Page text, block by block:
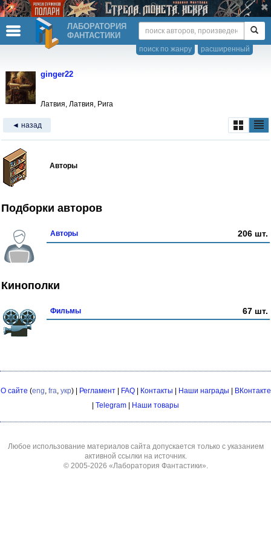
ЛАБОРАТОРИЯ
ФАНТАСТИКИ
расширенный
поиск по жанру
ginger22
Латвия, Латвия, Рига
◄ назад
Авторы
Подборки авторов
Авторы 206 шт.
Кинополки
Фильмы 67 шт.
О сайте (eng, fra, укр) | Регламент| FAQ| Контакты Наши награды
ВКонтакте
Telegram Наши товары
Любое использование материалов сайта допускается только с указанием
активной ссылки на источник.
© 2005-2026 «Лаборатория Фантастики».